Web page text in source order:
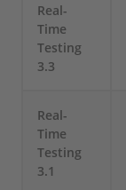
Real-
Time
Testing
3.3
Real-
Time
Testing
3.1